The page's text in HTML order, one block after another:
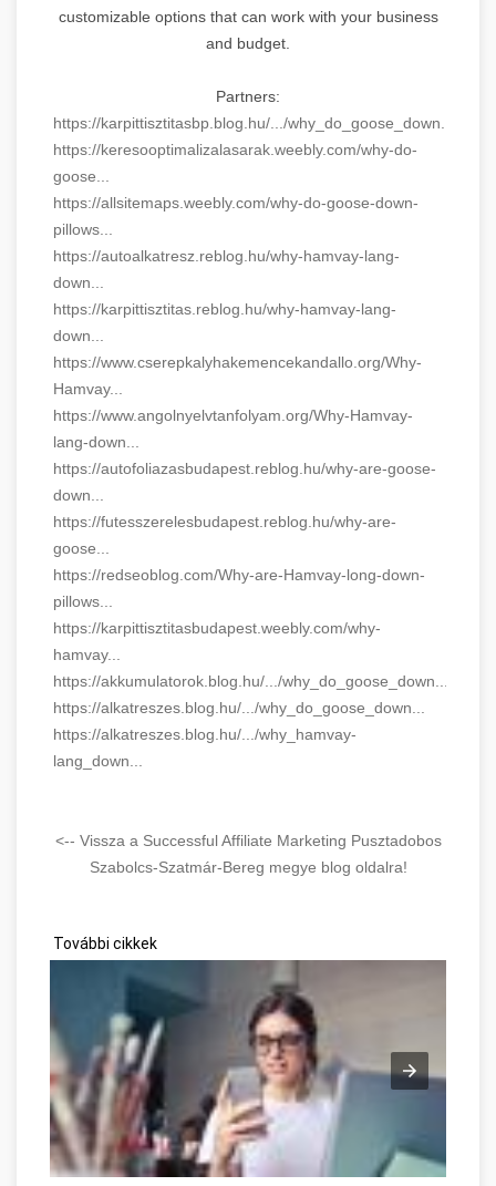
customizable options that can work with your business
and budget.
Partners:
https://karpittisztitasbp.blog.hu/.../why_do_goose_down...
https://keresooptimalizalasarak.weebly.com/why-do-
goose...
https://allsitemaps.weebly.com/why-do-goose-down-
pillows...
https://autoalkatresz.reblog.hu/why-hamvay-lang-
down...
https://karpittisztitas.reblog.hu/why-hamvay-lang-
down...
https://www.cserepkalyhakemencekandallo.org/Why-
Hamvay...
https://www.angolnyelvtanfolyam.org/Why-Hamvay-
lang-down...
https://autofoliazasbudapest.reblog.hu/why-are-goose-
down...
https://futesszerelesbudapest.reblog.hu/why-are-
goose...
https://redseoblog.com/Why-are-Hamvay-long-down-
pillows...
https://karpittisztitasbudapest.weebly.com/why-
hamvay...
https://akkumulatorok.blog.hu/.../why_do_goose_down...
https://alkatreszes.blog.hu/.../why_do_goose_down...
https://alkatreszes.blog.hu/.../why_hamvay-
lang_down...
<-- Vissza a Successful Affiliate Marketing Pusztadobos
Szabolcs-Szatmár-Bereg megye blog oldalra!
További cikkek